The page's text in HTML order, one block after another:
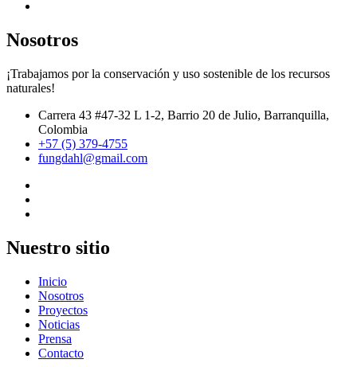
Nosotros
¡Trabajamos por la conservación y uso sostenible de los recursos
naturales!
Carrera 43 #47-32 L 1-2, Barrio 20 de Julio, Barranquilla,
Colombia
+57 (5) 379-4755
fungdahl@gmail.com
Nuestro sitio
Inicio
Nosotros
Proyectos
Noticias
Prensa
Contacto